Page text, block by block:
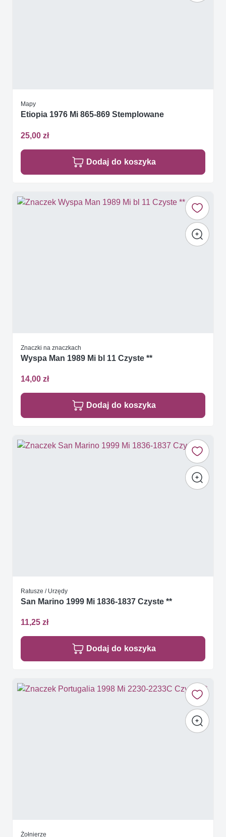
Mapy
Etiopia 1976 Mi 865-869 Stemplowane
25,00 zł
Dodaj do koszyka
Znaczki na znaczkach
Wyspa Man 1989 Mi bl 11 Czyste **
14,00 zł
Dodaj do koszyka
Ratusze / Urzędy
San Marino 1999 Mi 1836-1837 Czyste **
11,25 zł
Dodaj do koszyka
Żołnierze